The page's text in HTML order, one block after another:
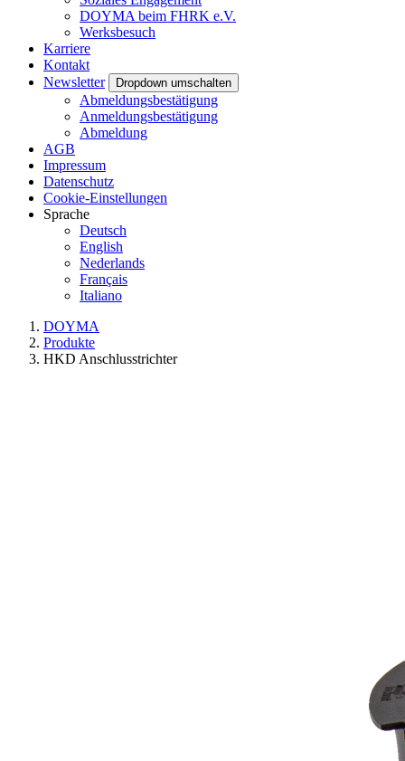
DOYMA beim FHRK e.V.
Werksbesuch
Karriere
Kontakt
Newsletter
Dropdown umschalten
Abmeldungsbestätigung
Anmeldungsbestätigung
Abmeldung
AGB
Impressum
Datenschutz
Cookie-Einstellungen
Sprache
Deutsch
English
Nederlands
Français
Italiano
DOYMA
Produkte
HKD Anschlusstrichter